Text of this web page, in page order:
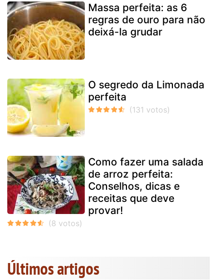
Massa perfeita: as 6
regras de ouro para não
deixá-la grudar
O segredo da Limonada
perfeita
Como fazer uma salada
de arroz perfeita:
Conselhos, dicas e
receitas que deve
provar!
Últimos artigos